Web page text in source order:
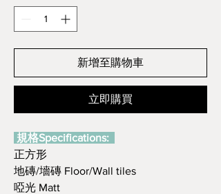
新增至購物車
立即購買
規格Specifications:
正方形
地磚/墻磚 Floor/Wall tiles
啞光 Matt